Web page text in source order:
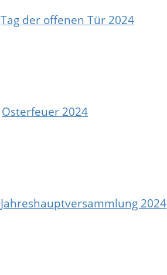
Tag der offenen Tür 2024
Osterfeuer 2024
Jahreshauptversammlung 2024